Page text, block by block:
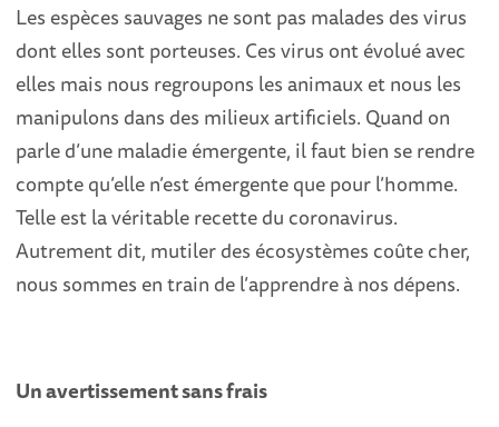
Les espèces sauvages ne sont pas malades des virus
dont elles sont porteuses. Ces virus ont évolué avec
elles mais nous regroupons les animaux et nous les
manipulons dans des milieux artificiels. Quand on
parle d’une maladie émergente, il faut bien se rendre
compte qu’elle n’est émergente que pour l’homme.
Telle est la véritable recette du coronavirus.
Autrement dit, mutiler des écosystèmes coûte cher,
nous sommes en train de l’apprendre à nos dépens.
Un avertissement sans frais